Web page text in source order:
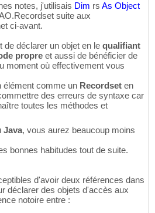
notes, j'utilisais Dim rs As Object
suite aux
ci-avant.
de déclarer un objet en le qualifiant
propre et aussi de bénéficier de
moment où effectivement vous
élément comme un Recordset en
des erreurs de syntaxe car
toutes les méthodes et
Java, vous aurez beaucoup moins
bonnes habitudes tout de suite.
d'avoir deux références dans
déclarer des objets d'accès aux
notoire entre :